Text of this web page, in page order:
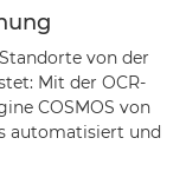
von der
Mit der OCR-
COSMOS von
automatisiert und